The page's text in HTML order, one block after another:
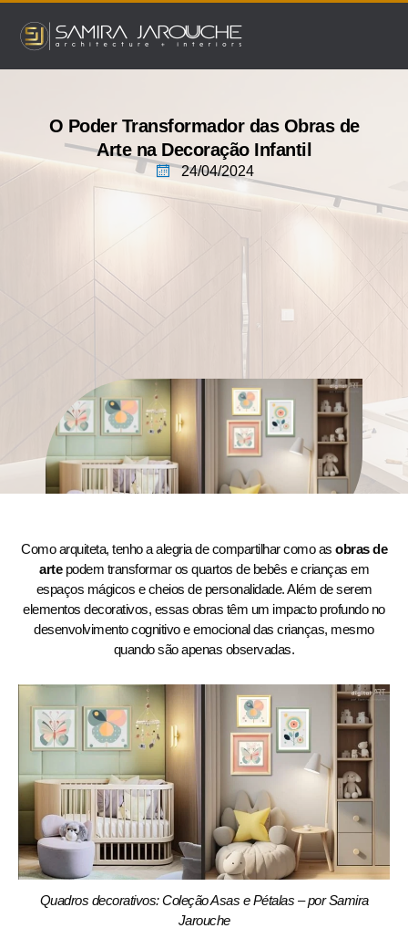
para
conteúdo
O Poder Transformador das Obras de
Arte na Decoração Infantil
24/04/2024
Como arquiteta, tenho a alegria de compartilhar como as obras de
artepodem transformar os quartos de bebês e crianças em
espaços mágicos e cheios de personalidade. Além de serem
elementos decorativos, essas obras têm um impacto profundo no
desenvolvimento cognitivo e emocional das crianças, mesmo
quando são apenas observadas.
Quadros decorativos: Coleção Asas e Pétalas – por Samira
Jarouche